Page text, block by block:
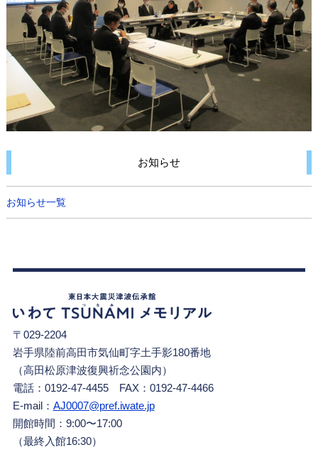
お知らせ
お知らせ一覧
〒029-2204
岩手県陸前高田市気仙町字土手影180番地
（高田松原津波復興祈念公園内）
電話：0192-47-4455 FAX：0192-47-4466
E-mail： AJ0007@pref.iwate.jp
開館時間：9:00〜17:00
（最終入館16:30）